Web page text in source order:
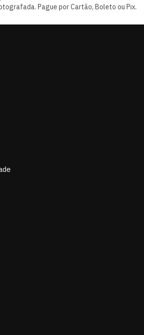
Pague por Cartão, Boleto ou Pix.